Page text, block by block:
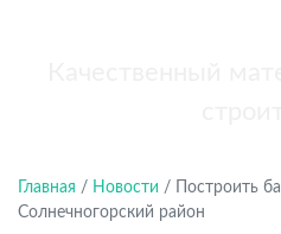
Главная / Новости /
Построить
Солнечногорский район